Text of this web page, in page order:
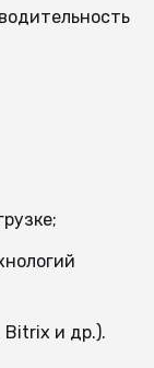
Bitrix и др.).